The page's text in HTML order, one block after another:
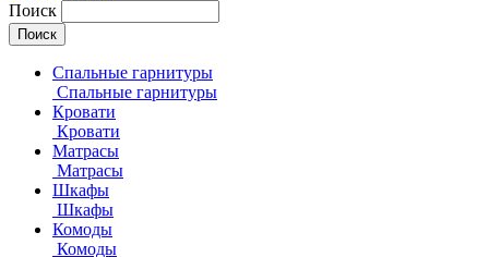
Поиск
Спальные гарнитуры
Спальные гарнитуры
Кровати
Кровати
Матрасы
Матрасы
Шкафы
Шкафы
Комоды
Комоды